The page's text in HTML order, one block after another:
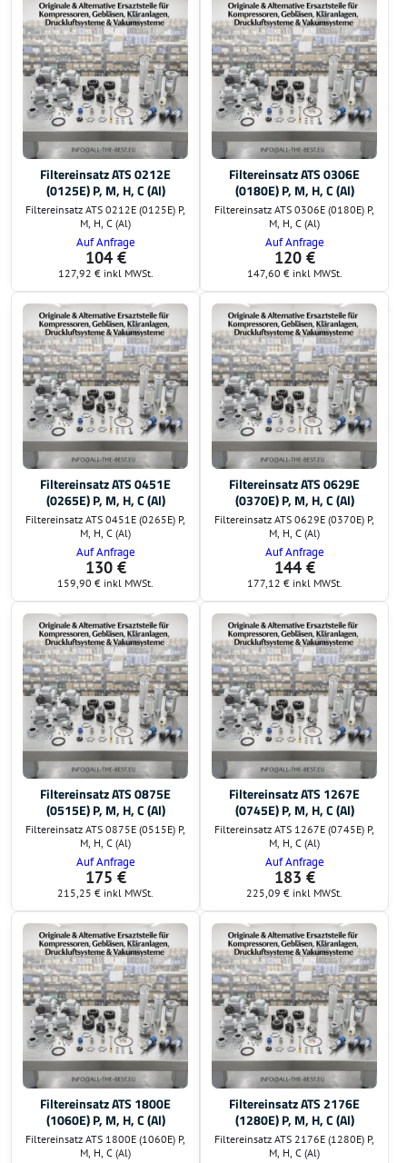
Filtereinsatz ATS 0212E
(0125E) P, M, H, C (Al)
Filtereinsatz ATS 0212E (0125E) P,
M, H, C (Al)
Auf Anfrage
104 €
127,92 € inkl MWSt.
Filtereinsatz ATS 0306E
(0180E) P, M, H, C (Al)
Filtereinsatz ATS 0306E (0180E) P,
M, H, C (Al)
Auf Anfrage
120 €
147,60 € inkl MWSt.
Filtereinsatz ATS 0451E
(0265E) P, M, H, C (Al)
Filtereinsatz ATS 0451E (0265E) P,
M, H, C (Al)
Auf Anfrage
130 €
159,90 € inkl MWSt.
Filtereinsatz ATS 0629E
(0370E) P, M, H, C (Al)
Filtereinsatz ATS 0629E (0370E) P,
M, H, C (Al)
Auf Anfrage
144 €
177,12 € inkl MWSt.
Filtereinsatz ATS 0875E
(0515E) P, M, H, C (Al)
Filtereinsatz ATS 0875E (0515E) P,
M, H, C (Al)
Auf Anfrage
175 €
215,25 € inkl MWSt.
Filtereinsatz ATS 1267E
(0745E) P, M, H, C (Al)
Filtereinsatz ATS 1267E (0745E) P,
M, H, C (Al)
Auf Anfrage
183 €
225,09 € inkl MWSt.
Filtereinsatz ATS 1800E
(1060E) P, M, H, C (Al)
Filtereinsatz ATS 1800E (1060E) P,
M, H, C (Al)
Filtereinsatz ATS 2176E
(1280E) P, M, H, C (Al)
Filtereinsatz ATS 2176E (1280E) P,
M, H, C (Al)